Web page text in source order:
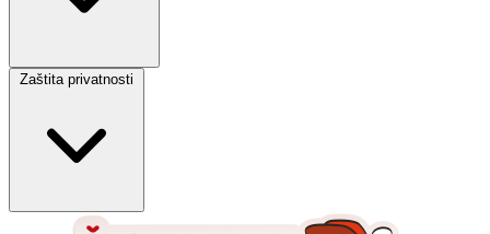
Zaštita privatnosti